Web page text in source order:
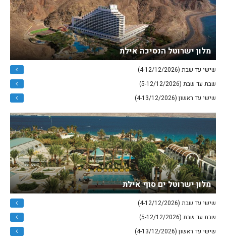
מלון ישרוטל הנסיכה אילת
שישי עד שבת (4-12/12/2026)
שבת עד שבת (5-12/12/2026)
שישי עד ראשון (4-13/12/2026)
מלון ישרוטל ים סוף אילת
שישי עד שבת (4-12/12/2026)
שבת עד שבת (5-12/12/2026)
שישי עד ראשון (4-13/12/2026)